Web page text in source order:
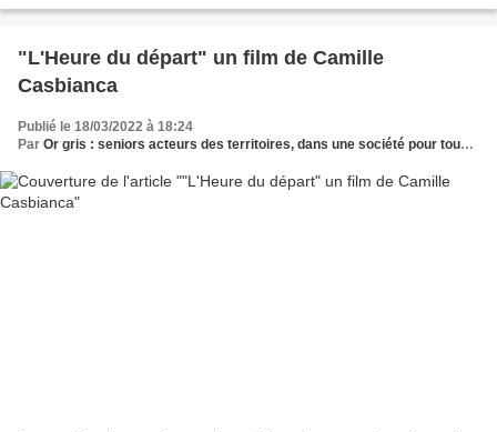
"L'Heure du départ" un film de Camille
Casbianca
Publié le 18/03/2022 à 18:24
Par Or gris : seniors acteurs des territoires, dans une société pour tous les âges